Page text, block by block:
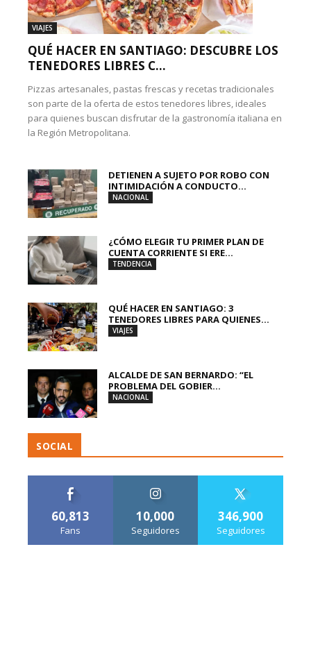
VIAJES
QUÉ HACER EN SANTIAGO: DESCUBRE LOS
TENEDORES LIBRES C...
Pizzas artesanales, pastas frescas y recetas tradicionales
son parte de la oferta de estos tenedores libres, ideales
para quienes buscan disfrutar de la gastronomía italiana en
la Región Metropolitana.
DETIENEN A SUJETO POR ROBO CON
INTIMIDACIÓN A CONDUCTO...
NACIONAL
¿CÓMO ELEGIR TU PRIMER PLAN DE
CUENTA CORRIENTE SI ERE...
TENDENCIA
QUÉ HACER EN SANTIAGO: 3
TENEDORES LIBRES PARA QUIENES...
VIAJES
ALCALDE DE SAN BERNARDO: “EL
PROBLEMA DEL GOBIER...
NACIONAL
SOCIAL
60,813
Fans
10,000
Seguidores
346,900
Seguidores